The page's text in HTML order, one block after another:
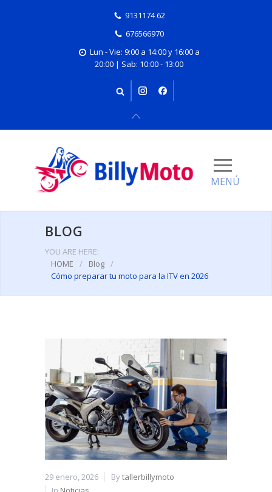
9131174 62
676566970
Lun - Vie: 9:00 a 14:00 y 16:00 a
20:00 | Sab: 10:00 - 13:00
BLOG
YOU ARE HERE:
HOME
/ Blog
/
Cómo preparar tu moto para la ITV en 2026
29 enero, 2026 Bytallerbillymoto